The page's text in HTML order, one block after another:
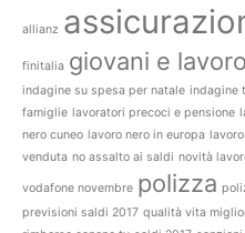
allianz
finitalia giovani e lavoro
indagine su spesa per natale indagine
famiglie lavoratori precoci e pensione
nero cuneo lavoro nero in europa
venduta no assalto ai saldi novità
vodafone novembre polizza
previsioni saldi 2017 qualità vita